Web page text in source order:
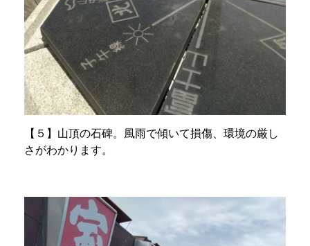
【５】山頂の石碑。風雨で傾いて損傷、環境の厳し
さがわかります。